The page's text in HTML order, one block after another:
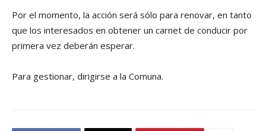
Por el momento, la acción será sólo para renovar, en tanto
que los interesados en obtener un carnet de conducir por
primera vez deberán esperar.
Para gestionar, dirigirse a la Comuna.